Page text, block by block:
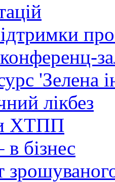
'Зелена
лікбез
ХТПП
в бізнес